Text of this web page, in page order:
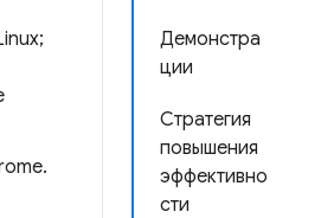
Демонстра
ции
Стратегия
повышения
эффективно
сти